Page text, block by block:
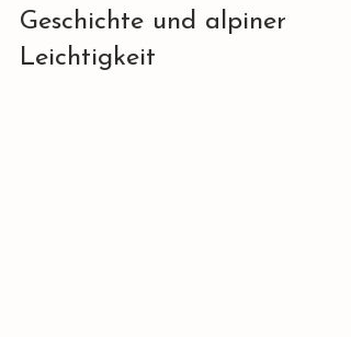
Geschichte und alpiner
Leichtigkeit